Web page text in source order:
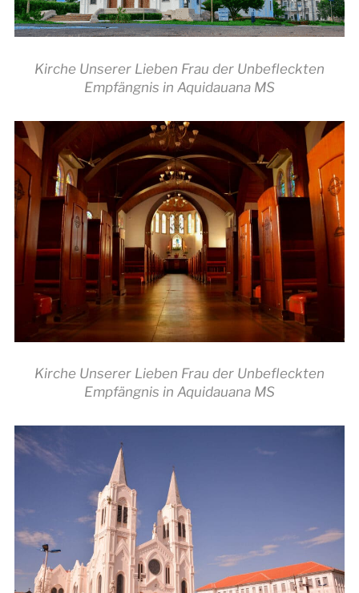
Kirche Unserer Lieben Frau der Unbefleckten
Empfängnis in Aquidauana MS
Kirche Unserer Lieben Frau der Unbefleckten
Empfängnis in Aquidauana MS